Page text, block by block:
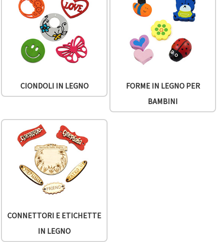
CIONDOLI IN LEGNO
FORME IN LEGNO PER
BAMBINI
CONNETTORI E ETICHETTE
IN LEGNO